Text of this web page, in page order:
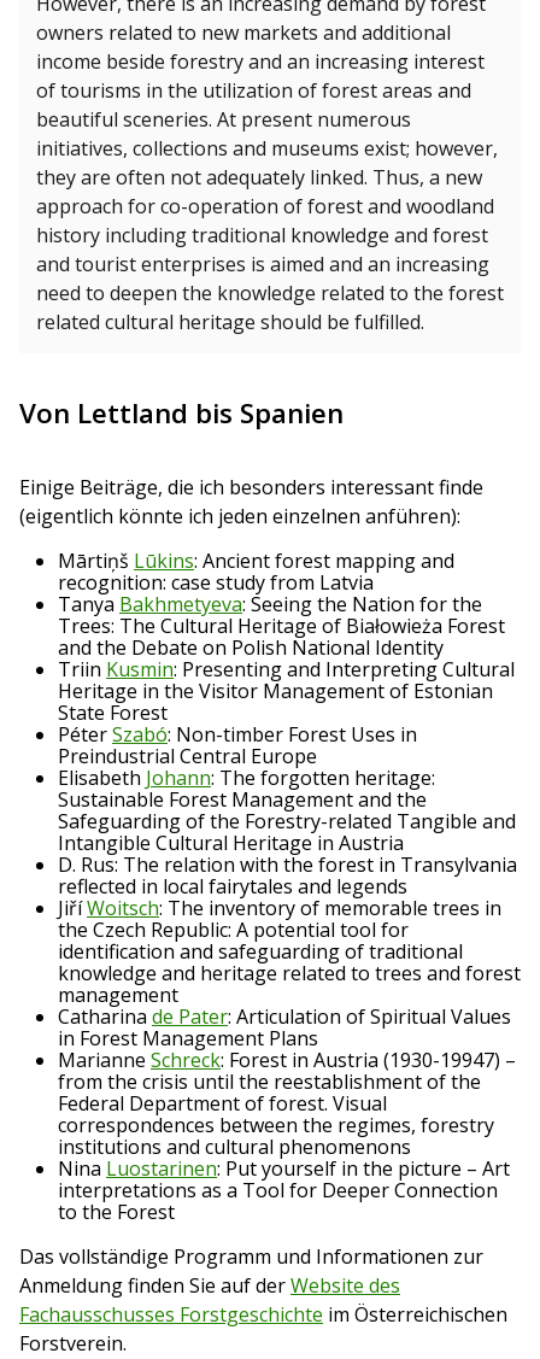
owners related to new markets and additional
income beside forestry and an increasing interest
of tourisms in the utilization of forest areas and
beautiful sceneries. At present numerous
initiatives, collections and museums exist; however,
they are often not adequately linked. Thus, a new
approach for co-operation of forest and woodland
history including traditional knowledge and forest
and tourist enterprises is aimed and an increasing
need to deepen the knowledge related to the forest
related cultural heritage should be fulfilled.
Von Lettland bis Spanien
Einige Beiträge, die ich besonders interessant finde
(eigentlich könnte ich jeden einzelnen anführen):
Mārtiņš Lūkins: Ancient forest mapping and
recognition: case study from Latvia
Tanya Bakhmetyeva: Seeing the Nation for the
Trees: The Cultural Heritage of Białowieża Forest
and the Debate on Polish National Identity
Triin Kusmin: Presenting and Interpreting Cultural
Heritage in the Visitor Management of Estonian
State Forest
PéterSzabó: Non-timber Forest Uses in
Preindustrial Central Europe
Elisabeth Johann: The forgotten heritage:
Sustainable Forest Management and the
Safeguarding of the Forestry-related Tangible and
Intangible Cultural Heritage in Austria
D. Rus: The relation with the forest in Transylvania
reflected in local fairytales and legends
JiříWoitsch: The inventory of memorable trees in
the Czech Republic: A potential tool for
identification and safeguarding of traditional
knowledge and heritage related to trees and forest
management
Catharina de Pater: Articulation of Spiritual Values
in Forest Management Plans
Marianne Schreck: Forest in Austria (1930-19947) –
from the crisis until the reestablishment of the
Federal Department of forest. Visual
correspondences between the regimes, forestry
institutions and cultural phenomenons
Nina Luostarinen: Put yourself in the picture – Art
interpretations as a Tool for Deeper Connection
to the Forest
Das vollständige Programm und Informationen zur
Anmeldung finden Sie auf derWebsite des
Fachausschusses Forstgeschichte im Österreichischen
Forstverein.